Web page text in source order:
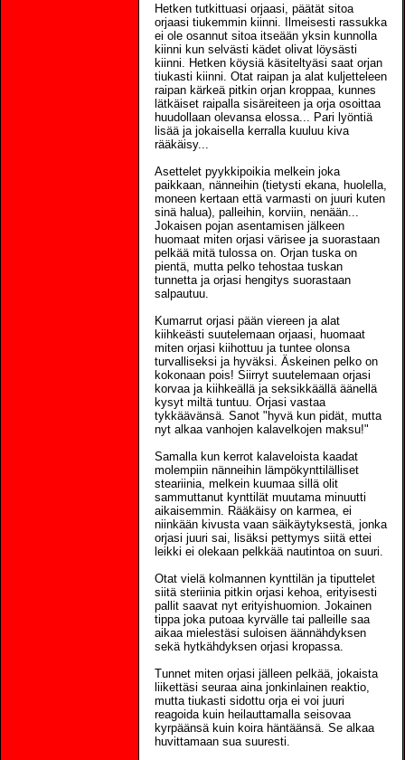
Hetken tutkittuasi orjaasi, päätät sitoa
orjaasi tiukemmin kiinni. Ilmeisesti rassukka
ei ole osannut sitoa itseään yksin kunnolla
kiinni kun selvästi kädet olivat löysästi
kiinni. Hetken köysiä käsiteltyäsi saat orjan
tiukasti kiinni. Otat raipan ja alat kuljetteleen
raipan kärkeä pitkin orjan kroppaa, kunnes
lätkäiset raipalla sisäreiteen ja orja osoittaa
huudollaan olevansa elossa... Pari lyöntiä
lisää ja jokaisella kerralla kuuluu kiva
rääkäisy...
Asettelet pyykkipoikia melkein joka
paikkaan, nänneihin (tietysti ekana, huolella,
moneen kertaan että varmasti on juuri kuten
sinä halua), palleihin, korviin, nenään...
Jokaisen pojan asentamisen jälkeen
huomaat miten orjasi värisee ja suorastaan
pelkää mitä tulossa on. Orjan tuska on
pientä, mutta pelko tehostaa tuskan
tunnetta ja orjasi hengitys suorastaan
salpautuu.
Kumarrut orjasi pään viereen ja alat
kiihkeästi suutelemaan orjaasi, huomaat
miten orjasi kiihottuu ja tuntee olonsa
turvalliseksi ja hyväksi. Äskeinen pelko on
kokonaan pois! Siirryt suutelemaan orjasi
korvaa ja kiihkeällä ja seksikkäällä äänellä
kysyt miltä tuntuu. Orjasi vastaa
tykkäävänsä. Sanot "hyvä kun pidät, mutta
nyt alkaa vanhojen kalavelkojen maksu!"
Samalla kun kerrot kalaveloista kaadat
molempiin nänneihin lämpökynttilälliset
steariinia, melkein kuumaa sillä olit
sammuttanut kynttilät muutama minuutti
aikaisemmin. Rääkäisy on karmea, ei
niinkään kivusta vaan säikäytyksestä, jonka
orjasi juuri sai, lisäksi pettymys siitä ettei
leikki ei olekaan pelkkää nautintoa on suuri.
Otat vielä kolmannen kynttilän ja tiputtelet
siitä steriinia pitkin orjasi kehoa, erityisesti
pallit saavat nyt erityishuomion. Jokainen
tippa joka putoaa kyrvälle tai palleille saa
aikaa mielestäsi suloisen äännähdyksen
sekä hytkähdyksen orjasi kropassa.
Tunnet miten orjasi jälleen pelkää, jokaista
liikettäsi seuraa aina jonkinlainen reaktio,
mutta tiukasti sidottu orja ei voi juuri
reagoida kuin heilauttamalla seisovaa
kyrpäänsä kuin koira häntäänsä. Se alkaa
huvittamaan sua suuresti.